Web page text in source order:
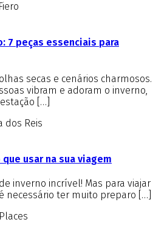
7 peças essenciais para
secas e cenários charmosos.
vibram e adoram o inverno,
[…]
dos Reis
usar na sua viagem
inverno incrível! Mas para viajar
necessário ter muito preparo […]